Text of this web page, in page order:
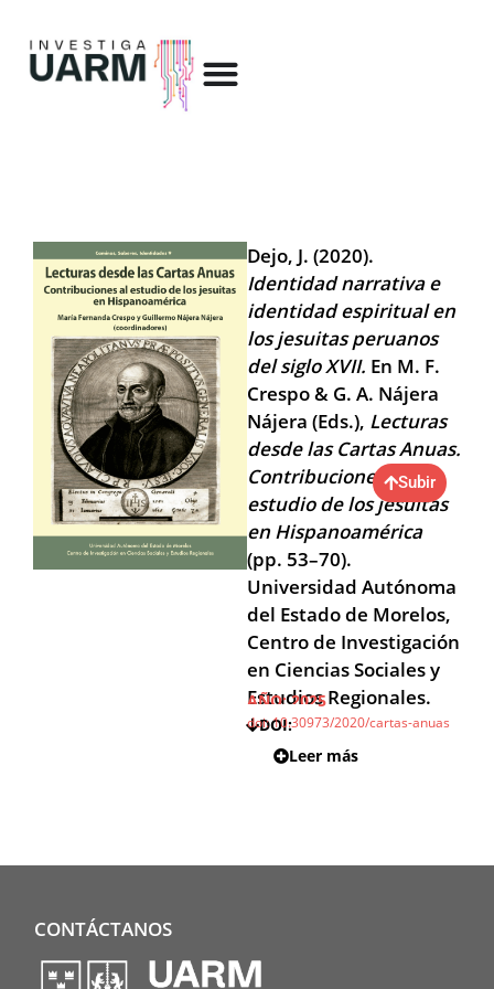
Dejo, J. (2020).
Identidad narrativa e
identidad espiritual en
los jesuitas peruanos
del siglo XVII. En M. F.
Crespo & G. A. Nájera
Nájera (Eds.), Lecturas
desde las Cartas Anuas.
Contribuciones al
estudio de los jesuitas
en Hispanoamérica
(pp. 53–70).
Universidad Autónoma
del Estado de Morelos,
Centro de Investigación
en Ciencias Sociales y
Estudios Regionales.
AÑO: 2025
DOI:
doi: 10.30973/2020/cartas-anuas
Leer más
CONTÁCTANOS
Subir